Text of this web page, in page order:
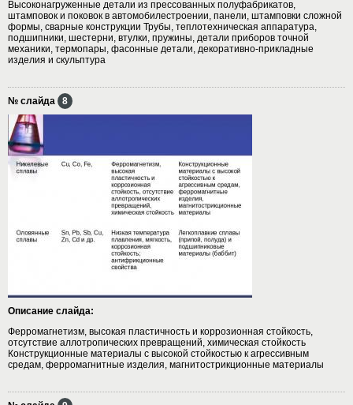
Высоконагруженные детали из прессованных полуфабрикатов,
штамповок и поковок в автомобилестроении, панели, штамповки сложной
формы, сварные конструкции Трубы, теплотехническая аппаратура,
подшипники, шестерни, втулки, пружины, детали приборов точной
механики, термопары, фасонные детали, декоративно-прикладные
изделия и скульптура
№ слайда 8
Описание слайда:
Ферромагнетизм, высокая пластичность и коррозионная стойкость,
отсутствие аллотропических превращений, химическая стойкость
Конструкционные материалы с высокой стойкостью к агрессивным
средам, ферромагнитные изделия, магнитострикционные материалы